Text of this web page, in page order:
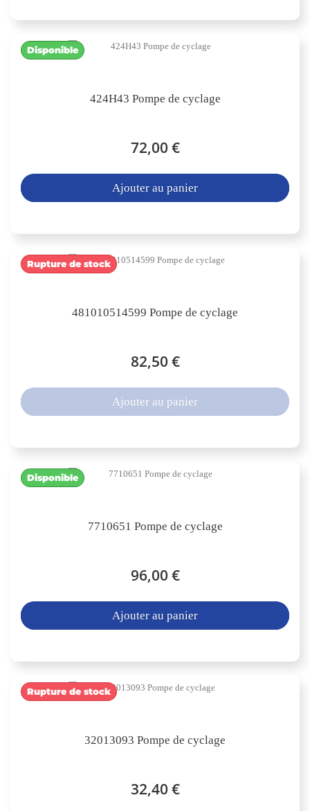
424H43 Pompe de cyclage
72,00 €
Disponible
Ajouter au panier
481010514599 Pompe de cyclage
82,50 €
Rupture de stock
Ajouter au panier
7710651 Pompe de cyclage
96,00 €
Disponible
Ajouter au panier
32013093 Pompe de cyclage
32,40 €
Rupture de stock